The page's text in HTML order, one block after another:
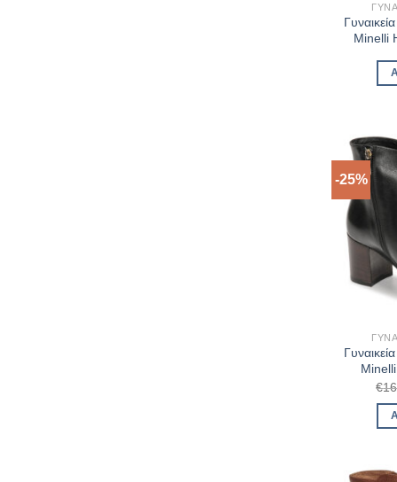
Minelli
-25%
€